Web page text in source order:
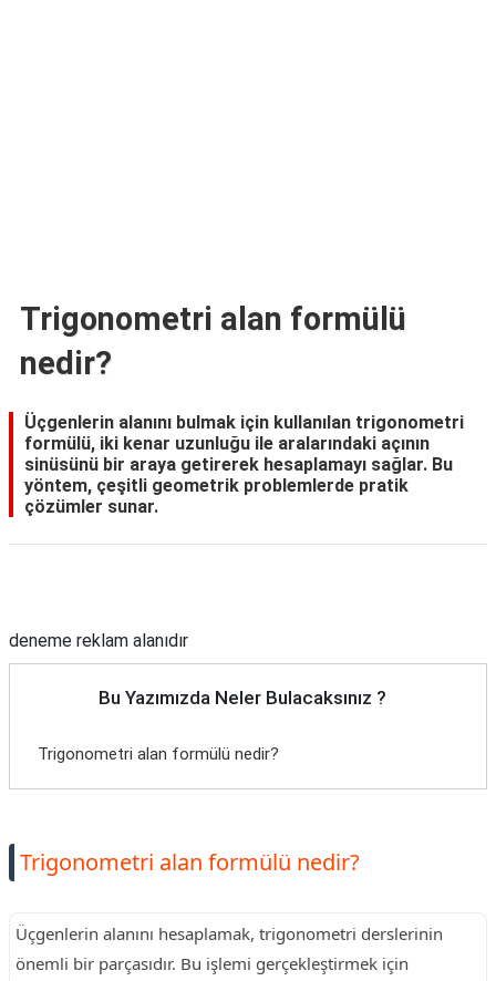
Trigonometri alan formülü
nedir?
Üçgenlerin alanını bulmak için kullanılan trigonometri
formülü, iki kenar uzunluğu ile aralarındaki açının
sinüsünü bir araya getirerek hesaplamayı sağlar. Bu
yöntem, çeşitli geometrik problemlerde pratik
çözümler sunar.
deneme reklam alanıdır
Bu Yazımızda Neler Bulacaksınız ?
Trigonometri alan formülü nedir?
Trigonometri alan formülü nedir?
Üçgenlerin alanını hesaplamak, trigonometri derslerinin
önemli bir parçasıdır. Bu işlemi gerçekleştirmek için